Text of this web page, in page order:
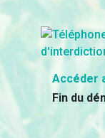
Accéder
Fin du